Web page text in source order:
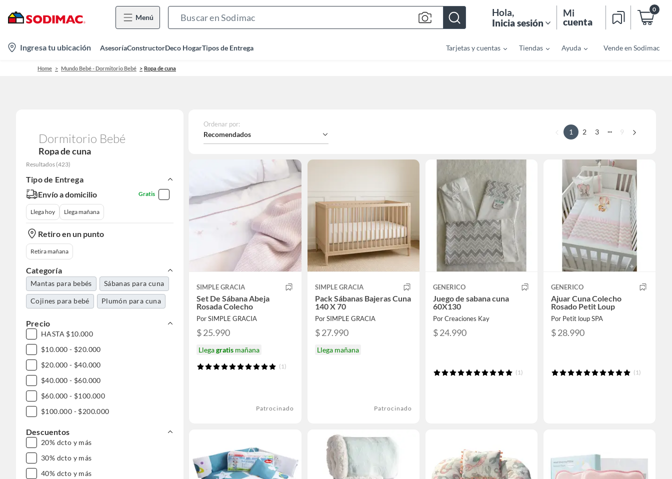
Menú
Bar
Hola,
Inicia sesión
Mi
cuenta
0
location-
icon
Ingresa tu ubicación AsesoríaConstructorDeco HogarTipos de Entrega Tarjetas y cuentas Tiendas Ayuda Vende en Sodimac
Home Mundo Bebé - Dormitorio Bebé Ropa de cuna
Dormitorio Bebé
Ropa de cuna
Resultados (423)
Tipo de Entrega
Envío a domicilio
Gratis
Llega hoy Llega mañana
Retiro en un punto
Retira mañana
Categoría
Mantas para bebés Sábanas para cuna
Cojines para bebé Plumón para cuna
Precio
HASTA $10.000
$10.000 - $20.000
$20.000 - $40.000
$40.000 - $60.000
$60.000 - $100.000
$100.000 - $200.000
Descuentos
20% dcto y más
30% dcto y más
40% dcto y más
Ordenar por:
Recomendados 1 2 3 ... 9
SIMPLE GRACIA
Set De Sábana Abeja
Rosada Colecho
Por SIMPLE GRACIA
$ 25.990
Llegagratis mañana
(1)
Patrocinado
SIMPLE GRACIA
Pack Sábanas Bajeras Cuna
140 X 70
Por SIMPLE GRACIA
$ 27.990
Llega mañana
Patrocinado
GENERICO
Juego de sabana cuna
60X130
Por Creaciones Kay
$ 24.990
(1)
GENERICO
Ajuar Cuna Colecho
Rosado Petit Loup
Por Petit loup SPA
$ 28.990
(1)